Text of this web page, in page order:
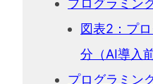
プログラミン
図表2：プ
分（AI導入
プログラミン